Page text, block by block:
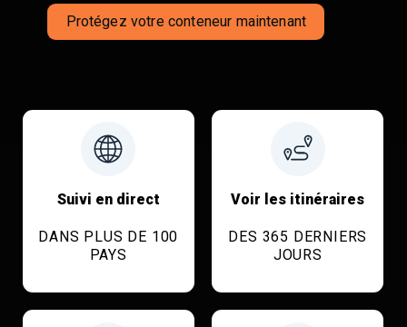
Protégez votre conteneur maintenant
Suivi en direct
DANS PLUS DE 100
PAYS
Voir les itinéraires
DES 365 DERNIERS
JOURS